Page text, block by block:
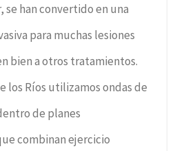
han convertido en una
para muchas lesiones
bien a otros tratamientos.
los Ríos utilizamos ondas de
de planes
combinan ejercicio